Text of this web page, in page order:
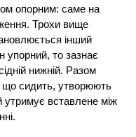
опорним: саме на
Трохи вище
інший
упорний, то зазнає
нижній. Разом
що сидить, утворюють
утримує вставлене між